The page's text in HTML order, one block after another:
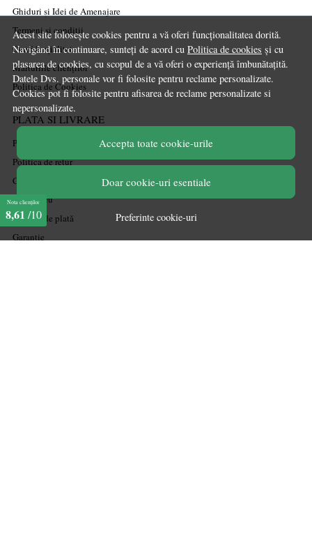
Acest site folosește cookies pentru a vă oferi funcționalitatea dorită.
Navigând în continuare, sunteți de acord cu Politica de cookies și cu
plasarea de cookies, cu scopul de a vă oferi o experiență îmbunătațită.
Datele Dvs. personale vor fi folosite pentru reclame personalizate.
Cookies pot fi folosite pentru afisarea de reclame personalizate si
nepersonalizate.
Accepta toate cookie-urile
Doar cookie-uri esentiale
Preferinte cookie-uri
Ghiduri și Idei de Amenajare
Termeni și condiții
Confidențialitate
Mărturiile clienților
Politica de Cookies
PLATA SI LIVRARE
Politica de transport
Politica de retur
Cum cumpăr
Coșul meu
Metode de plată
Garanție
Nota clienților
8,61 /10